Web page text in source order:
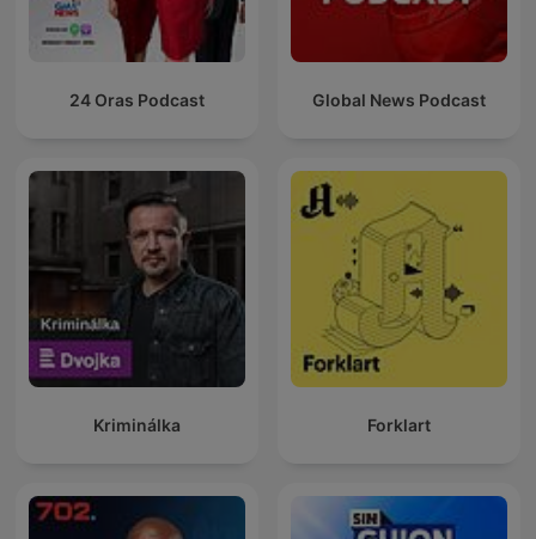
24 Oras Podcast Global News Podcast
Kriminálka Forklart